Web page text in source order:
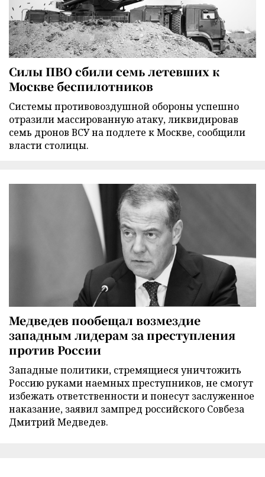
Силы ПВО сбили семь летевших к
Москве беспилотников
Cистемы противовоздушной обороны успешно
отразили массированную атаку, ликвидировав
семь дронов ВСУ на подлете к Москве, сообщили
власти столицы.
Медведев пообещал возмездие
западным лидерам за преступления
против России
Западные политики, стремящиеся уничтожить
Россию руками наемных преступников, не смогут
избежать ответственности и понесут заслуженное
наказание, заявил зампред российского Совбеза
Дмитрий Медведев.